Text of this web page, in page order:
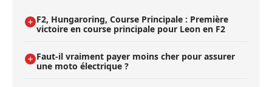
F2, Hungaroring, Course Principale : Première
victoire en course principale pour Leon en F2
Faut-il vraiment payer moins cher pour assurer
une moto électrique ?